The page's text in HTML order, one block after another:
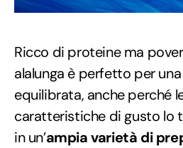
Ricco di proteine ma
alalunga è perfetto per
equilibrata, anche perché
caratteristiche di gusto lo
in un’ampia varietà di